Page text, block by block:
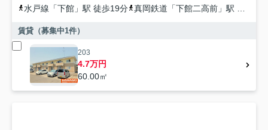
水戸線 「下館 」駅 徒歩19分 真岡鉄道 「下館二高前 」駅 徒歩19分
賃貸（募集中1件）
203
4.7万円
60.00㎡